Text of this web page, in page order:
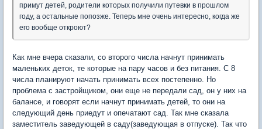
примут детей, родители которых получили путевки в прошлом
году, а остальные попозже. Теперь мне очень интересно, когда же
его вообще откроют?
Как мне вчера сказали, со второго числа начнут принимать
маленьких деток, те которые на пару часов и без питания. С 8
числа планируют начать принимать всех постепенно. Но
проблема с застройщиком, они еще не передали сад, он у них на
балансе, и говорят если начнут принимать детей, то они на
следующий день приедут и опечатают сад. Так мне сказала
заместитель заведующей в саду(заведующая в отпуске). Так что